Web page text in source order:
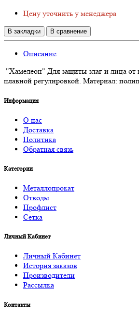
Цену уточнить у менеджера
В закладки В сравнение
Описание
"Хамелеон" Для защиты злаг и лица от
плавной регулировкой. Материал:
Информация
О нас
Доставка
Политика
Обратная связь
Категории
Металлопрокат
Отводы
Профлист
Сетка
Личный Кабинет
Личный Кабинет
История заказов
Производители
Рассылка
Контакты